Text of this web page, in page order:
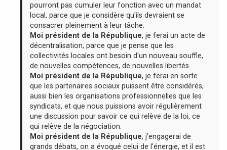
pourront pas cumuler leur fonction avec un mandat
local, parce que je considère qu'ils devraient se
consacrer pleinement à leur tâche.
Moi président de la République, je ferai un acte de
décentralisation, parce que je pense que les
collectivités locales ont besoin d'un nouveau souffle,
de nouvelles compétences, de nouvelles libertés.
Moi président de la République, je ferai en sorte
que les partenaires sociaux puissent être considérés,
aussi bien les organisations professionnelles que les
syndicats, et que nous puissions avoir régulièrement
une discussion pour savoir ce qui relève de la loi, ce
qui relève de la négociation.
Moi président de la République, j'engagerai de
grands débats, on a évoqué celui de l'énergie, et il est